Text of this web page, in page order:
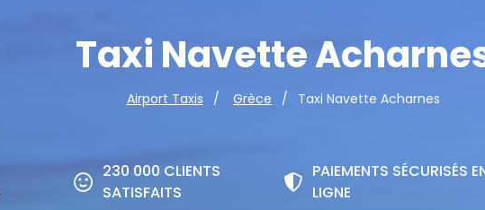
Taxi Navette
Airport Taxis Grèce Taxi Navette Acharnes
230 000 CLIENTS
SATISFAITS
PAIEMENTS SÉCURISÉS
LIGNE